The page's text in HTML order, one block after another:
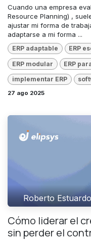
Cuando una empresa
Resource Planning) ,
ajustar mi forma de
adaptarse a mi forma ...
ERP adaptable ERP
ERP modular ERP
implementar ERP
27 ago 2025
Roberto
Cómo liderar el
sin perder el